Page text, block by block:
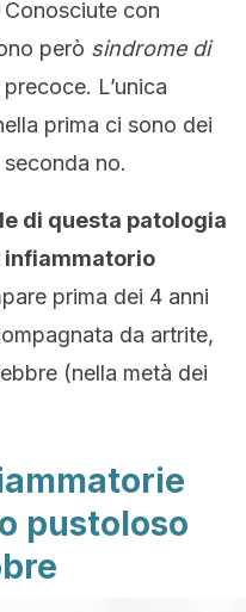
Conosciute con
però sindrome di
L’unica
prima ci sono dei
no.
di questa patologia
infiammatorio
prima dei 4 anni
da artrite,
(nella metà dei
pustoloso